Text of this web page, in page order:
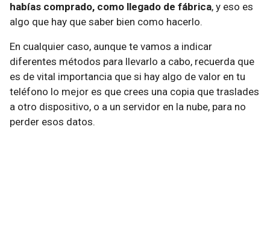
habías comprado, como llegado de fábrica, y eso es
algo que hay que saber bien como hacerlo.
En cualquier caso, aunque te vamos a indicar
diferentes métodos para llevarlo a cabo, recuerda que
es de vital importancia que si hay algo de valor en tu
teléfono lo mejor es que crees una copia que traslades
a otro dispositivo, o a un servidor en la nube, para no
perder esos datos.